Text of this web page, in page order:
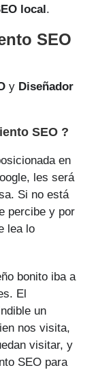
local .
SEO
y Diseñador
SEO ?
en
les será
Si no está
percibe y por
lea lo
bonito iba a
El
un
nos visita,
visitar, y
SEO para